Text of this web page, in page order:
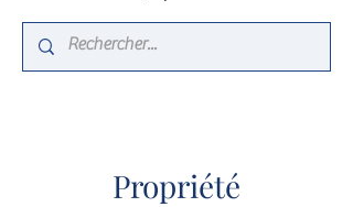
Propriété